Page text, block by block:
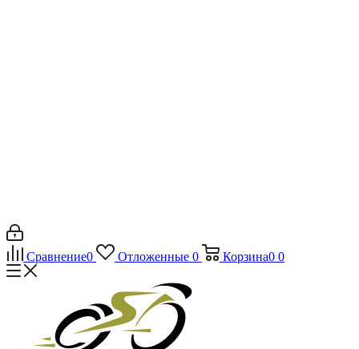
Сравнение0 Отложенные 0 Корзина0 0